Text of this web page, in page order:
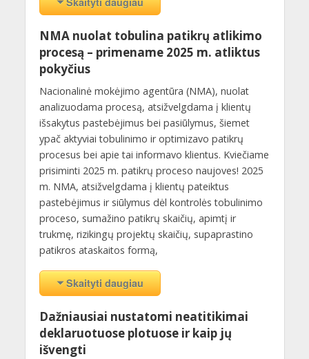
NMA nuolat tobulina patikrų atlikimo
procesą – primename 2025 m. atliktus
pokyčius
Nacionalinė mokėjimo agentūra (NMA), nuolat
analizuodama procesą, atsižvelgdama į klientų
išsakytus pastebėjimus bei pasiūlymus, šiemet
ypač aktyviai tobulinimo ir optimizavo patikrų
procesus bei apie tai informavo klientus. Kviečiame
prisiminti 2025 m. patikrų proceso naujoves! 2025
m. NMA, atsižvelgdama į klientų pateiktus
pastebėjimus ir siūlymus dėl kontrolės tobulinimo
proceso, sumažino patikrų skaičių, apimtį ir
trukmę, rizikingų projektų skaičių, supaprastino
patikros ataskaitos formą,
Skaityti daugiau
Dažniausiai nustatomi neatitikimai
deklaruotuose plotuose ir kaip jų
išvengti